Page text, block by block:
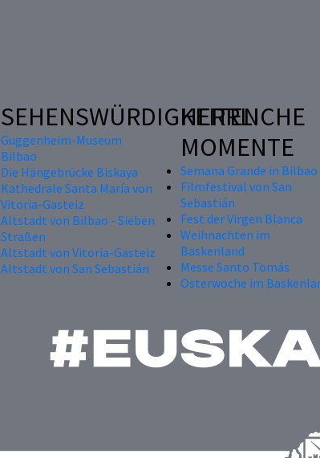
SEHENSWÜRDIGKEITEN
Guggenheim-Museum
Bilbao
Die Hängebrücke Biskaya
Kathedrale Santa María von
Vitoria-Gasteiz
Altstadt von Bilbao - Sieben
Straßen
Altstadt von Vitoria-Gasteiz
Altstadt von San Sebastián
HERRLICHE
MOMENTE
Semana Grande in Bilbao
Filmfestival von San
Sebastián
Fest der Virgen Blanca
Weihnachten im
Baskenland
Messe Santo Tomás
Osterwoche im